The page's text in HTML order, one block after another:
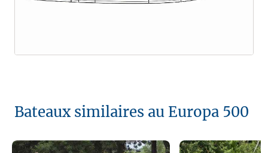
Bateaux similaires au Europa 500